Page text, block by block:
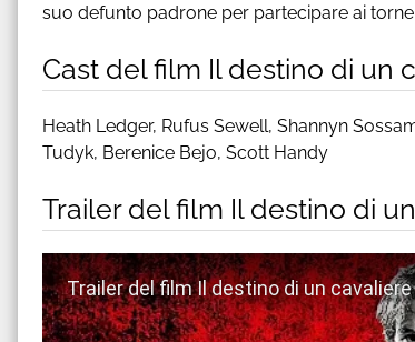
suo defunto padrone per partecipare ai
Cast del film Il destino di un
Heath Ledger, Rufus Sewell, Shannyn
Tudyk, Berenice Bejo, Scott Handy
Trailer del film Il destino di
Guarda trailer del film Il destino di un